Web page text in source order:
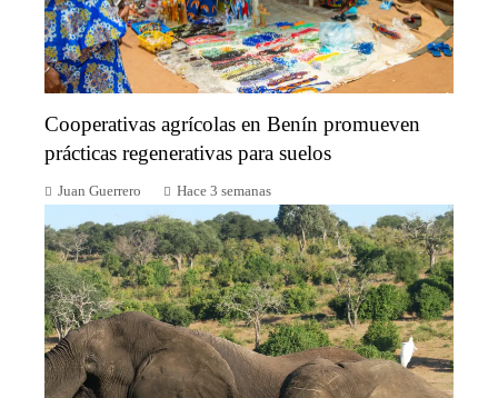
Cooperativas agrícolas en Benín promueven
prácticas regenerativas para suelos
Juan Guerrero Hace 3 semanas